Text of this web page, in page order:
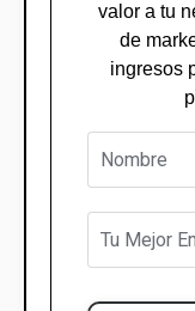
valor a tu
de
ingresos